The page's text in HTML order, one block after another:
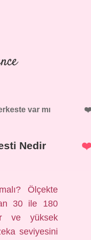
var mı
Nedir
Ölçekte
30 ile 180
ve yüksek
seviyesini